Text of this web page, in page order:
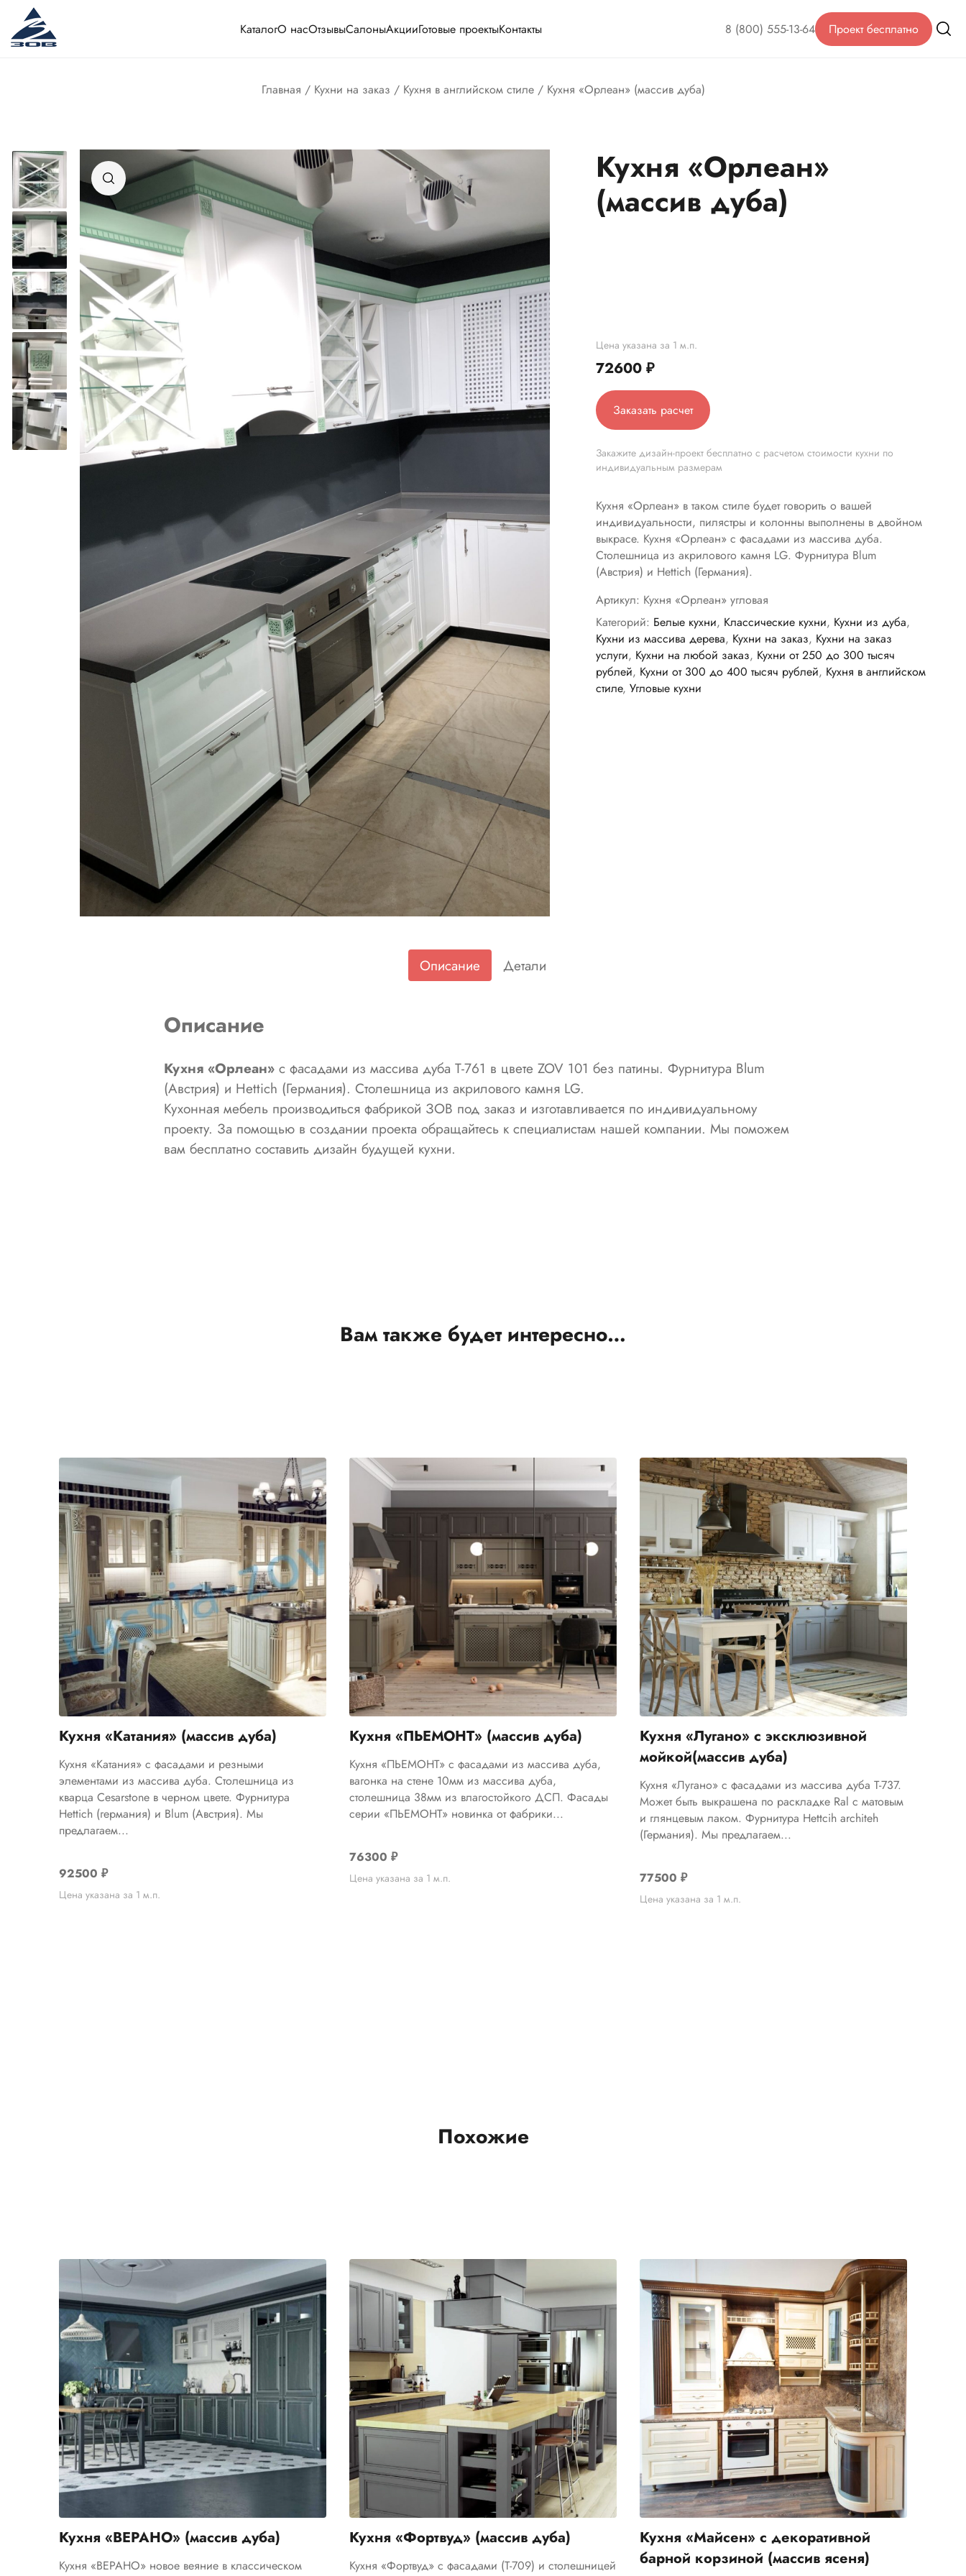
КаталогО насОтзывыСалоныАкцииГотовые проектыКонтакты 8 (800) 555-13-64 Проект бесплатно
Главная / Кухни на заказ / Кухня в английском стиле/ Кухня «Орлеан» (массив дуба)
Кухня «Орлеан»
(массив дуба)
Цена указана за 1 м.п.
72600 ₽
Заказать расчет
Закажите дизайн-проект бесплатно с расчетом стоимости кухни по
индивидуальным размерам
Кухня «Орлеан» в таком стиле будет говорить о вашей
индивидуальности, пилястры и колонны выполнены в двойном
выкрасе. Кухня «Орлеан» с фасадами из массива дуба.
Столешница из акрилового камня LG. Фурнитура Blum
(Австрия) и Hettich (Германия).
Артикул: Кухня «Орлеан» угловая
Категорий: Белые кухни, Классические кухни, Кухни из дуба,
Кухни из массива дерева, Кухни на заказ, Кухни на заказ
услуги, Кухни на любой заказ, Кухни от 250 до 300 тысяч
рублей, Кухни от 300 до 400 тысяч рублей, Кухня в английском
стиле, Угловые кухни
Описание Детали
Описание
Кухня «Орлеан» с фасадами из массива дуба Т-761 в цвете ZOV 101 без патины. Фурнитура Blum
(Австрия) и Hettich (Германия). Столешница из акрилового камня LG.
Кухонная мебель производиться фабрикой ЗОВ под заказ и изготавливается по индивидуальному
проекту. За помощью в создании проекта обращайтесь к специалистам нашей компании. Мы поможем
вам бесплатно составить дизайн будущей кухни.
Вам также будет интересно…
Кухня «Катания» (массив дуба)
Кухня «Катания» с фасадами и резными
элементами из массива дуба. Столешница из
кварца Cesarstone в черном цвете. Фурнитура
Hettich (германия) и Blum (Австрия). Мы
предлагаем...
92500₽
Цена указана за 1 м.п.
Кухня «ПЬЕМОНТ» (массив дуба)
Кухня «ПЬЕМОНТ» с фасадами из массива дуба,
вагонка на стене 10мм из массива дуба,
столешница 38мм из влагостойкого ДСП. Фасады
серии «ПЬЕМОНТ» новинка от фабрики...
76300₽
Цена указана за 1 м.п.
Кухня «Лугано» с эксклюзивной
мойкой(массив дуба)
Кухня «Лугано» с фасадами из массива дуба Т-737.
Может быть выкрашена по раскладке Ral с матовым
и глянцевым лаком. Фурнитура Hettcih architeh
(Германия). Мы предлагаем...
77500 ₽
Цена указана за 1 м.п.
Похожие
Кухня «ВЕРАНО» (массив дуба)
Кухня «ВЕРАНО» новое веяние в классическом
Кухня «Фортвуд» (массив дуба)
Кухня «Фортвуд» с фасадами (Т-709) и столешницей
Кухня «Майсен» с декоративной
барной корзиной (массив ясеня)
Telegram
Ответим в Telegram
MAX
Ответим в MAX